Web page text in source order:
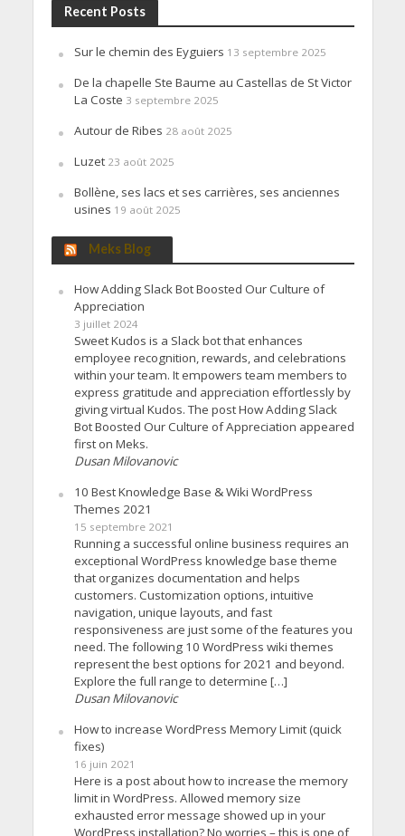
Recent Posts
Sur le chemin des Eyguiers 13 septembre 2025
De la chapelle Ste Baume au Castellas de St Victor
La Coste 3 septembre 2025
Autour de Ribes 28 août 2025
Luzet 23 août 2025
Bollène, ses lacs et ses carrières, ses anciennes
usines 19 août 2025
Meks Blog
How Adding Slack Bot Boosted Our Culture of
Appreciation
3 juillet 2024
Sweet Kudos is a Slack bot that enhances
employee recognition, rewards, and celebrations
within your team. It empowers team members to
express gratitude and appreciation effortlessly by
giving virtual Kudos. The post How Adding Slack
Bot Boosted Our Culture of Appreciation appeared
first on Meks.
Dusan Milovanovic
10 Best Knowledge Base & Wiki WordPress
Themes 2021
15 septembre 2021
Running a successful online business requires an
exceptional WordPress knowledge base theme
that organizes documentation and helps
customers. Customization options, intuitive
navigation, unique layouts, and fast
responsiveness are just some of the features you
need. The following 10 WordPress wiki themes
represent the best options for 2021 and beyond.
Explore the full range to determine […]
Dusan Milovanovic
How to increase WordPress Memory Limit (quick
fixes)
16 juin 2021
Here is a post about how to increase the memory
limit in WordPress. Allowed memory size
exhausted error message showed up in your
WordPress installation? No worries – this is one of